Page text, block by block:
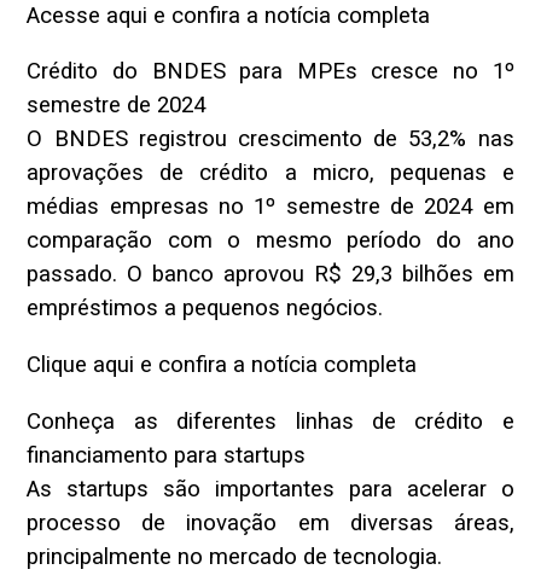
Acesse aqui e confira a notícia completa
Crédito do BNDES para MPEs cresce no 1º
semestre de 2024
O BNDES registrou crescimento de 53,2% nas
aprovações de crédito a micro, pequenas e
médias empresas no 1º semestre de 2024 em
comparação com o mesmo período do ano
passado. O banco aprovou R$ 29,3 bilhões em
empréstimos a pequenos negócios.
Clique aqui e confira a notícia completa
Conheça as diferentes linhas de crédito e
financiamento para startups
As startups são importantes para acelerar o
processo de inovação em diversas áreas,
principalmente no mercado de tecnologia.